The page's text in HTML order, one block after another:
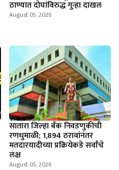
ठाण्यात दोघांविरुद्ध गुन्हा दाखल
August 05, 2026
सातारा जिल्हा बँक निवडणुकीची
रणधुमाळी; 1,894 ठरावांनंतर
मतदारयादीच्या प्रक्रियेकडे सर्वांचे
लक्ष
August 05, 2026